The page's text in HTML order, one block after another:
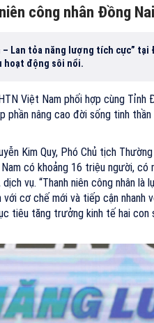
công nhân Đồng
– Lan tỏa năng lượng tích cực”
hoạt động sôi nổi.
Việt Nam phối hợp cùng Tỉnh
phần nâng cao đời sống tinh
Kim Quy, Phó Chủ tịch
có khoảng 16 triệu người,
vụ. “Thanh niên công nhân
cơ chế mới và tiếp cận
tiêu tăng trưởng kinh tế hai